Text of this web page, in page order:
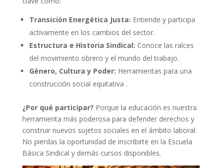
Transición Energética Justa: Entiende y participa
activamente en los cambios del sector.
Estructura e Historia Sindical: Conoce las raíces
del movimiento obrero y el mundo del trabajo.
Género, Cultura y Poder: Herramientas para una
construcción social equitativa .
¿Por qué participar? Porque la educación es nuestra
herramienta más poderosa para defender derechos y
construir nuevos sujetos sociales en el ámbito laboral.
No pierdas la oportunidad de inscribirte en la Escuela
Básica Sindical y demás cursos disponibles.